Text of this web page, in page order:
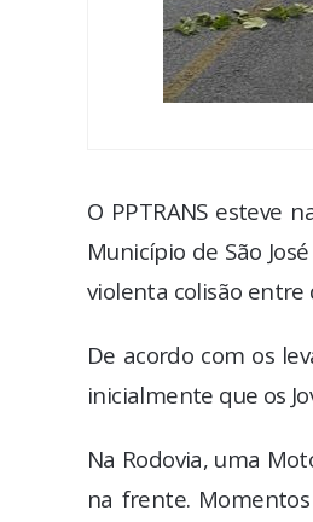
O PPTRANS esteve
Município de São
violenta colisão entre
De acordo com os
inicialmente que os
Na Rodovia, uma
na frente.